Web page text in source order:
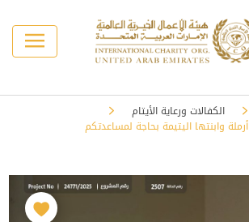
الكفالات ورعاية الأيتام
أرملة وابنتها اليتيمة بحاجة لمساعدتكم